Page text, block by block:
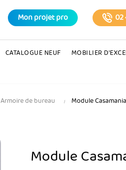
Mon projet pro 02
CATALOGUE NEUF MOBILIER
Armoire de bureau Module
Module